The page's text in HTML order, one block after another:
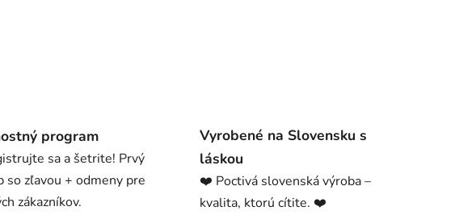
program
sa a šetrite! Prvý
so zľavou + odmeny pre
zákazníkov.
Vyrobené na Slovensku s
láskou
❤️ Poctivá slovenská výroba –
kvalita, ktorú cítite. ❤️